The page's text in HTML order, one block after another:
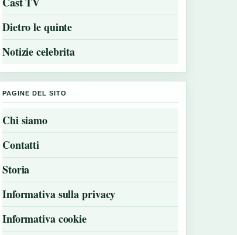
Dietro le quinte
Notizie celebrita
PAGINE DEL SITO
Chi siamo
Contatti
Storia
Informativa sulla privacy
Informativa cookie